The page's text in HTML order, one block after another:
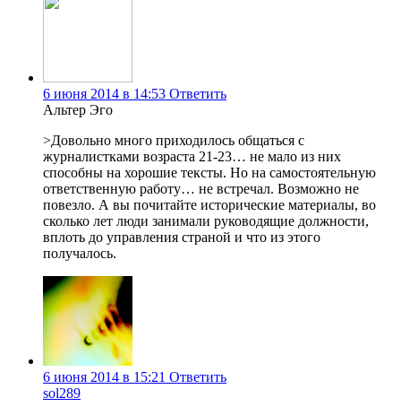
6 июня 2014 в 14:53 Ответить
Альтер Эго
>Довольно много приходилось общаться с
журналистками возраста 21-23… не мало из них
способны на хорошие тексты. Но на самостоятельную
ответственную работу… не встречал. Возможно не
повезло. А вы почитайте исторические материалы, во
сколько лет люди занимали руководящие должности,
вплоть до управления страной и что из этого
получалось.
6 июня 2014 в 15:21 Ответить
sol289